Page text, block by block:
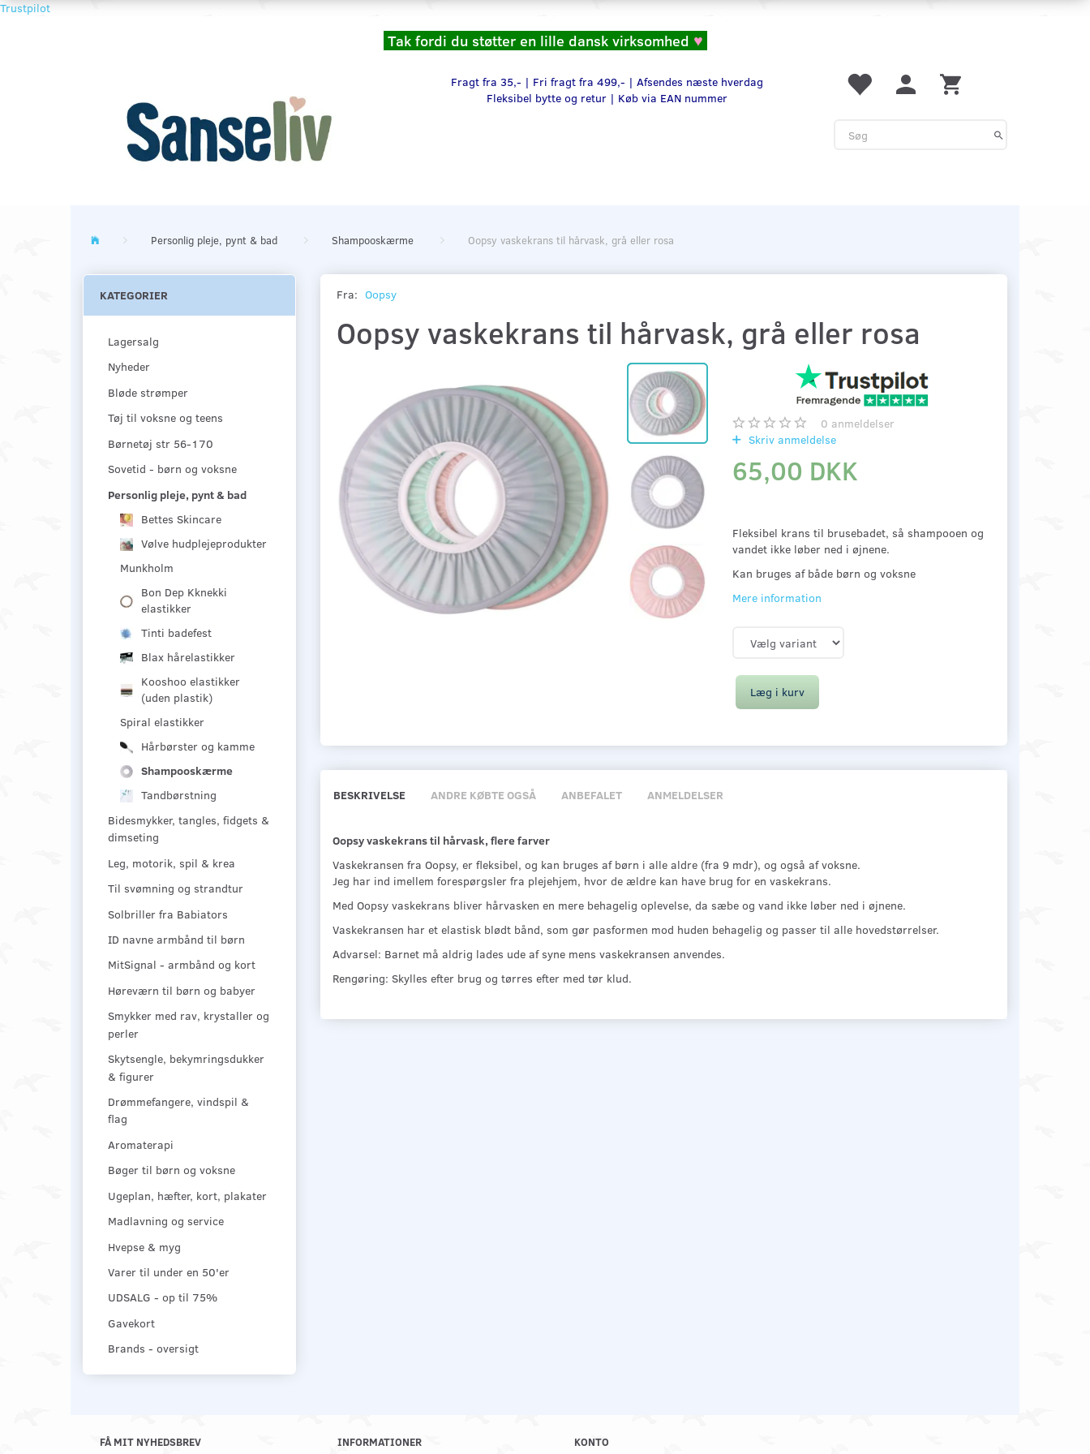
Trustpilot
Tak fordi du støtter en lille dansk virksomhed ♥
Fragt fra 35,- | Fri fragt fra 499,- | Afsendes næste hverdag
Fleksibel bytte og retur | Køb via EAN nummer
Personlig pleje, pynt & bad Shampooskærme Oopsy vaskekrans til hårvask, grå eller rosa
KATEGORIER
Lagersalg
Nyheder
Bløde strømper
Tøj til voksne og teens
Børnetøj str 56-170
Sovetid - børn og voksne
Personlig pleje, pynt & bad
Bettes Skincare
Vølve hudplejeprodukter
Munkholm
Bon Dep Kknekki
elastikker
Tinti badefest
Blax hårelastikker
Kooshoo elastikker
(uden plastik)
Spiral elastikker
Hårbørster og kamme
Shampooskærme
Tandbørstning
Bidesmykker, tangles, fidgets &
dimseting
Leg, motorik, spil & krea
Til svømning og strandtur
Solbriller fra Babiators
ID navne armbånd til børn
MitSignal - armbånd og kort
Høreværn til børn og babyer
Smykker med rav, krystaller og
perler
Skytsengle, bekymringsdukker
& figurer
Drømmefangere, vindspil &
flag
Aromaterapi
Bøger til børn og voksne
Ugeplan, hæfter, kort, plakater
Madlavning og service
Hvepse & myg
Varer til under en 50'er
UDSALG - op til 75%
Gavekort
Brands - oversigt
Fra: Oopsy
Oopsy vaskekrans til hårvask, grå eller rosa
0 anmeldelser
Skriv anmeldelse
65,00 DKK
Fleksibel krans til brusebadet, så shampooen og
vandet ikke løber ned i øjnene.
Kan bruges af både børn og voksne
Mere information
Læg i kurv
BESKRIVELSE ANDRE KØBTE OGSÅ ANBEFALET ANMELDELSER
Oopsy vaskekrans til hårvask, flere farver
Vaskekransen fra Oopsy, er fleksibel, og kan bruges af børn i alle aldre (fra 9 mdr), og også af voksne.
Jeg har ind imellem forespørgsler fra plejehjem, hvor de ældre kan have brug for en vaskekrans.
Med Oopsy vaskekrans bliver hårvasken en mere behagelig oplevelse, da sæbe og vand ikke løber ned i øjnene.
Vaskekransen har et elastisk blødt bånd, som gør pasformen mod huden behagelig og passer til alle hovedstørrelser.
Advarsel: Barnet må aldrig lades ude af syne mens vaskekransen anvendes.
Rengøring: Skylles efter brug og tørres efter med tør klud.
FÅ MIT NYHEDSBREV INFORMATIONER KONTO